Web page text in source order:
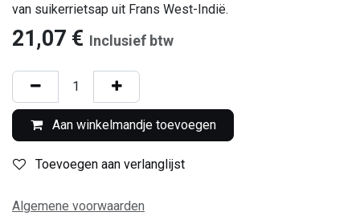
van suikerrietsap uit Frans West-Indië.
21,07 € Inclusief btw
Aan winkelmandje toevoegen
Toevoegen aan verlanglijst
Algemene voorwaarden